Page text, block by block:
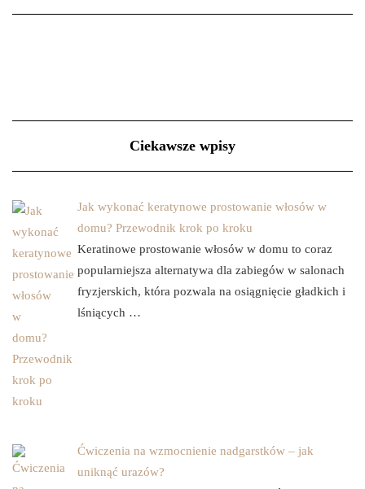
Ciekawsze wpisy
Jak wykonać keratynowe prostowanie włosów w
domu? Przewodnik krok po kroku
Keratinowe prostowanie włosów w domu to coraz
popularniejsza alternatywa dla zabiegów w salonach
fryzjerskich, która pozwala na osiągnięcie gładkich i
lśniących …
Ćwiczenia na wzmocnienie nadgarstków – jak
uniknąć urazów?